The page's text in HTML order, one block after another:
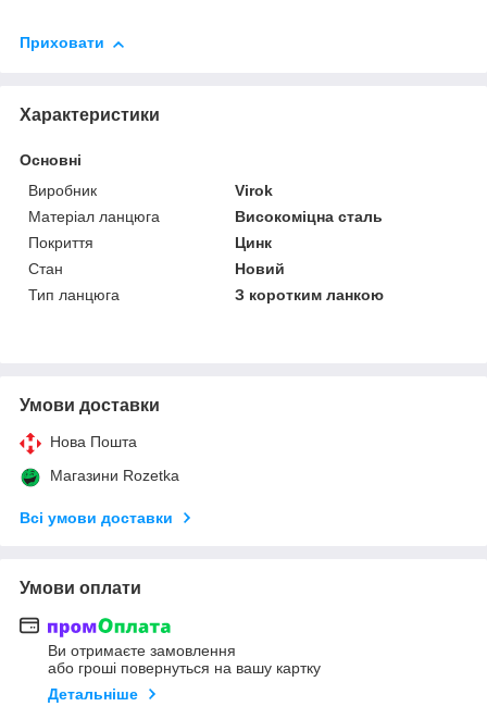
Приховати
Характеристики
Основні
Виробник
Virok
Матеріал ланцюга
Високоміцна сталь
Покриття
Цинк
Стан
Новий
Тип ланцюга
З коротким ланкою
Умови доставки
Нова Пошта
Магазини Rozetka
Всі умови доставки
Умови оплати
Ви отримаєте замовлення
або гроші повернуться на вашу картку
Детальніше